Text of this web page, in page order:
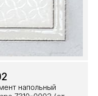
напольный